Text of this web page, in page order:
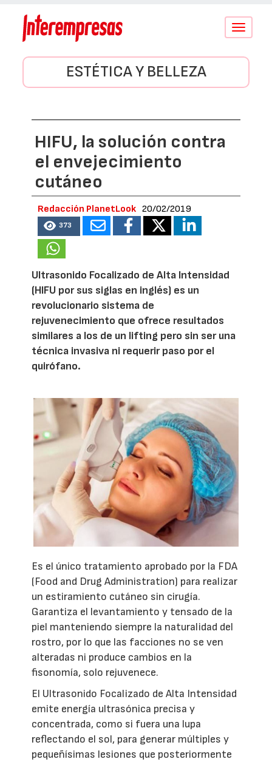
Conmutar
ESTÉTICA Y BELLEZA
HIFU, la solución contra
el envejecimiento
cutáneo
Redacción PlanetLook 20/02/2019
373
Ultrasonido Focalizado de Alta Intensidad
(HIFU por sus siglas en inglés) es un
revolucionario sistema de
rejuvenecimiento que ofrece resultados
similares a los de un lifting pero sin ser una
técnica invasiva ni requerir paso por el
quirófano.
Es el único tratamiento aprobado por la FDA
(Food and Drug Administration) para realizar
un estiramiento cutáneo sin cirugía.
Garantiza el levantamiento y tensado de la
piel manteniendo siempre la naturalidad del
rostro, por lo que las facciones no se ven
alteradas ni produce cambios en la
fisonomía, solo rejuvenece.
El Ultrasonido Focalizado de Alta Intensidad
emite energía ultrasónica precisa y
concentrada, como si fuera una lupa
reflectando el sol, para generar múltiples y
pequeñísimas lesiones que posteriormente